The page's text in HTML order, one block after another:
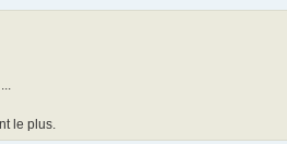
le plus.